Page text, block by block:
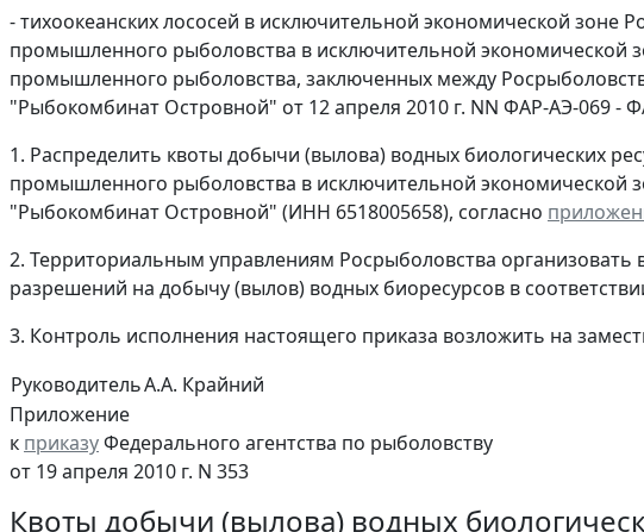
- тихоокеанских лососей в исключительной экономической зоне
промышленного рыболовства в исключительной экономической
промышленного рыболовства, заключенных между
"Рыбокомбинат Островной" от 12 апреля 2010 г. NN ФАР-АЭ-069 -
1. Распределить квоты добычи (вылова) водных биологических
промышленного рыболовства в исключительной экономической
"Рыбокомбинат Островной" (ИНН 6518005658), согласно
2. Территориальным управлениям Росрыболовства организовать
разрешений на добычу (вылов) водных биоресурсов в
3. Контроль исполнения настоящего приказа возложить на
РуководительА.А. Крайний
Приложение
к приказуФедерального агентства по рыболовству
от 19 апреля 2010 г. N 353
Квоты добычи (вылова) водных